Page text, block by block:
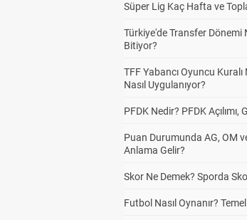
Süper Lig Kaç Hafta ve
Türkiye'de Transfer Dönemi
Bitiyor?
TFF Yabancı Oyuncu
Nasıl Uygulanıyor?
PFDK Nedir? PFDK
Puan Durumunda AG, OM
Anlama Gelir?
Skor Ne Demek? Sporda
Futbol Nasıl Oynanır?